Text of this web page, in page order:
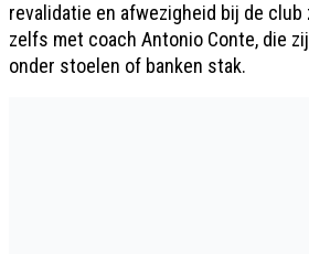
revalidatie en afwezigheid bij de
zelfs met coach Antonio Conte, die
onder stoelen of banken stak.